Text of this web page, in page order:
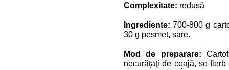
Complexitate: redusă
Ingrediente:700-800 g
30 g pesmet, sare.
Mod de preparare:
necurăţaţi de coajă, se